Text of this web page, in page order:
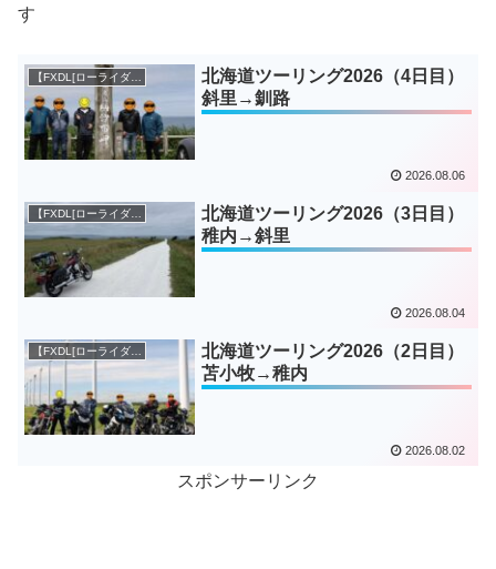
す
【FXDL[ローライダー]】
北海道ツーリング2026（4日目）
斜里→釧路
2026.08.06
【FXDL[ローライダー]】
北海道ツーリング2026（3日目）
稚内→斜里
2026.08.04
【FXDL[ローライダー]】
北海道ツーリング2026（2日目）
苫小牧→稚内
2026.08.02
スポンサーリンク